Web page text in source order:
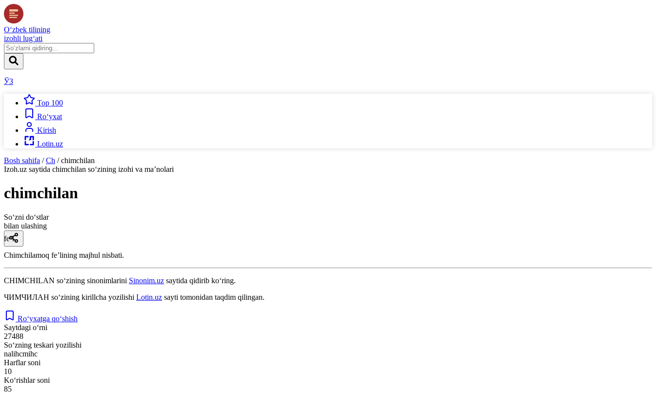
O‘zbek tilining
izohli lug‘ati
ЎЗ
Top 100
Ro‘yxat
Kirish
Lotin.uz
Bosh sahifa / Ch / chimchilan
Izoh.uz saytida chimchilan so‘zining izohi va ma’nolari
chimchilan
So‘zni do‘stlar
bilan ulashing
fe’l
Chimchilamoq feʼlining majhul nisbati.
CHIMCHILAN so‘zining sinonimlarini Sinonim.uz saytida qidirib ko‘ring.
ЧИМЧИЛАН so‘zining kirillcha yozilishi Lotin.uz sayti tomonidan taqdim qilingan.
Ro‘yxatga qo‘shish
Saytdagi o‘rni
27488
So‘zning teskari yozilishi
nalihcmihc
Harflar soni
10
Ko‘rishlar soni
85